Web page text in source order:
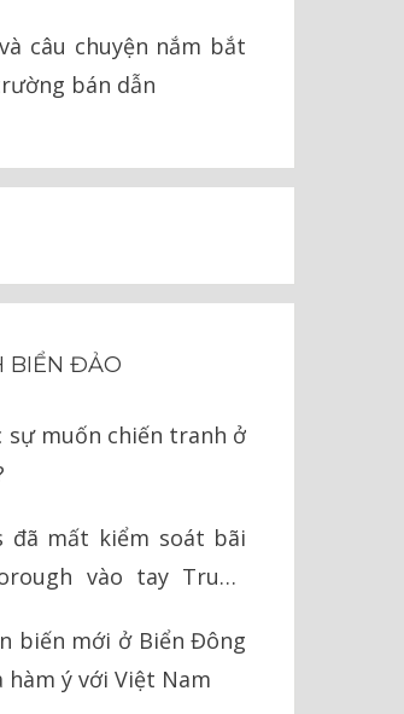
câu chuyện nắm bắt
bán dẫn
BIỂN ĐẢO
sự muốn chiến tranh ở
đã mất kiểm soát bãi
vào tay Trung
biến mới ở Biển Đông
hàm ý với Việt Nam